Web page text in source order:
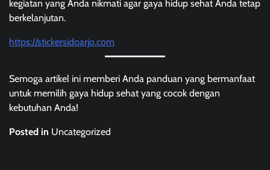
kegiatan yang Anda nikmati agar gaya hidup sehat Anda tetap
berkelanjutan.
https://stickersidoarjo.com
Semoga artikel ini memberi Anda panduan yang bermanfaat
untuk memilih gaya hidup sehat yang cocok dengan
kebutuhan Anda!
Posted in Uncategorized